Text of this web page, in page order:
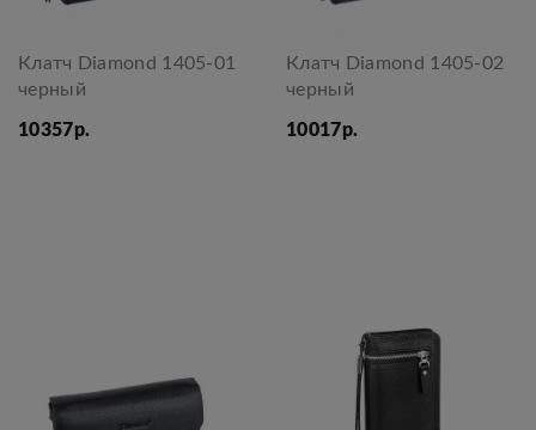
Клатч Diamond 1405-01
черный
10357р.
Клатч Diamond 1405-02
черный
10017р.